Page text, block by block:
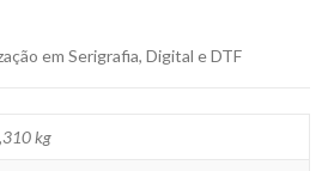
em Serigrafia, Digital e DTF
kg